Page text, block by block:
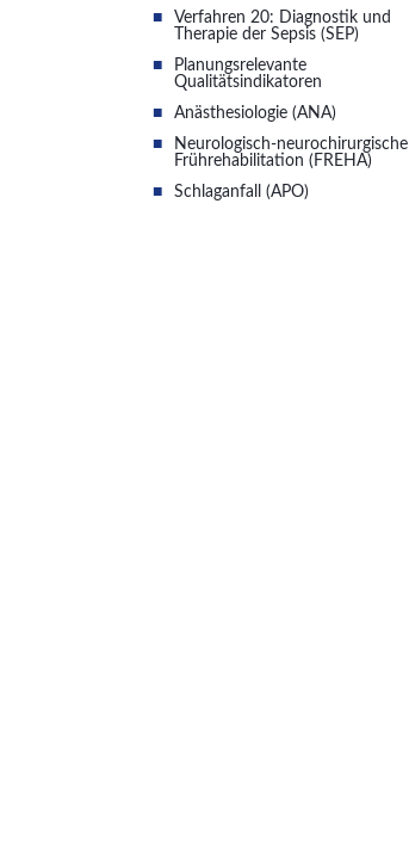
Verfahren 20: Diagnostik und
Therapie der Sepsis (SEP)
Planungsrelevante
Qualitätsindikatoren
Anästhesiologie (ANA)
Neurologisch-neurochirurgische
Frührehabilitation (FREHA)
Schlaganfall (APO)